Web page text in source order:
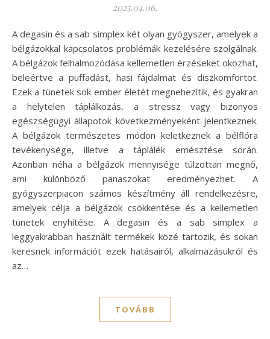
2025.04.06.
A degasin és a sab simplex két olyan gyógyszer, amelyek a
bélgázokkal kapcsolatos problémák kezelésére szolgálnak.
A bélgázok felhalmozódása kellemetlen érzéseket okozhat,
beleértve a puffadást, hasi fájdalmat és diszkomfortot.
Ezek a tünetek sok ember életét megnehezítik, és gyakran
a helytelen táplálkozás, a stressz vagy bizonyos
egészségügyi állapotok következményeként jelentkeznek.
A bélgázok természetes módon keletkeznek a bélflóra
tevékenysége, illetve a táplálék emésztése során.
Azonban néha a bélgázok mennyisége túlzottan megnő,
ami különböző panaszokat eredményezhet. A
gyógyszerpiacon számos készítmény áll rendelkezésre,
amelyek célja a bélgázok csökkentése és a kellemetlen
tünetek enyhítése. A degasin és a sab simplex a
leggyakrabban használt termékek közé tartozik, és sokan
keresnek információt ezek hatásairól, alkalmazásukról és
az…
TOVÁBB